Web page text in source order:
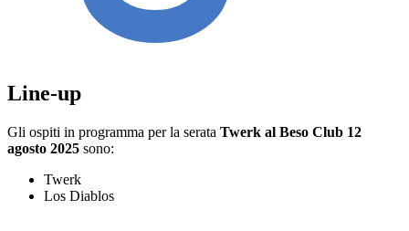
Line-up
Gli ospiti in programma per la serata Twerk al Beso Club 12
agosto 2025 sono:
Twerk
Los Diablos